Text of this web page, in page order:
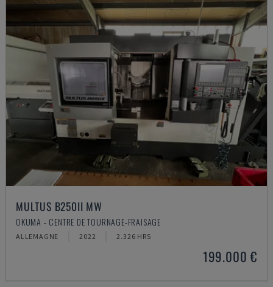
MULTUS B250II MW
OKUMA - CENTRE DE TOURNAGE-FRAISAGE
ALLEMAGNE 2022 2.326 HRS
199.000 €